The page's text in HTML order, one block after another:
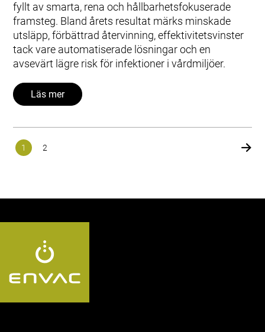
fyllt av smarta, rena och hållbarhetsfokuserade
framsteg. Bland årets resultat märks minskade
utsläpp, förbättrad återvinning, effektivitetsvinster
tack vare automatiserade lösningar och en
avsevärt lägre risk för infektioner i vårdmiljöer.
Läs mer
1 2